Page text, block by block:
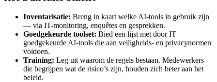
Inventarisatie: Breng in kaart welke AI-tools in gebruik zijn
— via IT-monitoring, enquêtes en gesprekken.
Goedgekeurde toolset: Bied een lijst met door IT
goedgekeurde AI-tools die aan veiligheids- en privacynormen
voldoen.
Training: Leg uit waarom de regels bestaan. Medewerkers
die begrijpen wat de risico’s zijn, houden zich beter aan het
beleid.